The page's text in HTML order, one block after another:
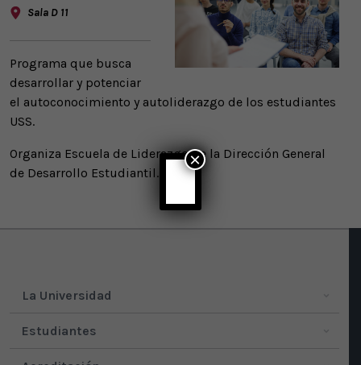
Sala D 11
Programa que busca
desarrollar y potenciar
el autoconocimiento y autoliderazgo de los estudiantes
USS.
Organiza Escuela de Liderazgo de la Dirección General
de Desarrollo Estudiantil.
La Universidad
Estudiantes
×